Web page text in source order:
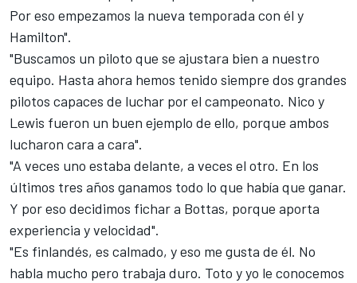
Por eso empezamos la nueva temporada con él y
Hamilton".
"Buscamos un piloto que se ajustara bien a nuestro
equipo. Hasta ahora hemos tenido siempre dos grandes
pilotos capaces de luchar por el campeonato. Nico y
Lewis fueron un buen ejemplo de ello, porque ambos
lucharon cara a cara".
"A veces uno estaba delante, a veces el otro. En los
últimos tres años ganamos todo lo que había que ganar.
Y por eso decidimos fichar a Bottas, porque aporta
experiencia y velocidad".
"Es finlandés, es calmado, y eso me gusta de él. No
habla mucho pero trabaja duro. Toto y yo le conocemos